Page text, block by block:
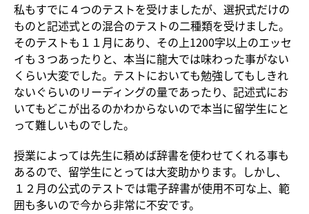
私もすでに４つのテストを受けましたが、選択式だけの
ものと記述式との混合のテストの二種類を受けました。
そのテストも１１月にあり、その上1200字以上のエッセ
イも３つあったりと、本当に龍大では味わった事がない
くらい大変でした。テストにおいても勉強してもしきれ
ないぐらいのリーディングの量であったり、記述式にお
いてもどこが出るのかわからないので本当に留学生にと
って難しいものでした。
授業によっては先生に頼めば辞書を使わせてくれる事も
あるので、留学生にとっては大変助かります。しかし、
１２月の公式のテストでは電子辞書が使用不可な上、範
囲も多いので今から非常に不安です。